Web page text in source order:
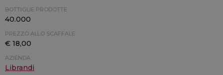
BOTTIGLIE PRODOTTE:
40.000
PREZZO ALLO SCAFFALE:
€ 18,00
AZIENDA:
Librandi